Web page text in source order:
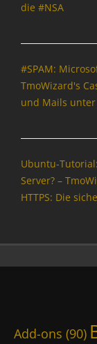
Tags
,
C
I
f
o
r
t
n
die #NSA
#SPAM:
TmoWizard's
und Mails unter
Ubuntu-
Server? –
HTTPS: Die
Add-ons (90)